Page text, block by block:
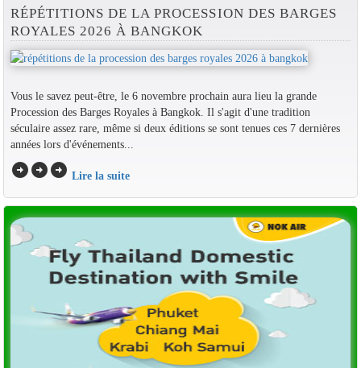
RÉPÉTITIONS DE LA PROCESSION DES BARGES
ROYALES 2026 À BANGKOK
Vous le savez peut-être, le 6 novembre prochain aura lieu la grande
Procession des Barges Royales à Bangkok. Il s'agit d'une tradition
séculaire assez rare, même si deux éditions se sont tenues ces 7 dernières
années lors d'événements...
arrow_circle_rightarrow_circle_rightarrow_circle_right Lire la suite